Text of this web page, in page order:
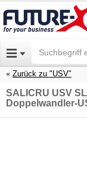
Zurück zu "USV"
SALICRU USV
Doppelwandler-